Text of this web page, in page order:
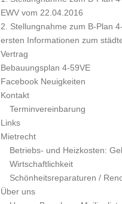
EWV vom 22.04.2016
2. Stellungnahme zum B-Plan
ersten Informationen zum
Vertrag
Bebauungsplan 4-59VE
Facebook Neuigkeiten
Kontakt
Terminvereinbarung
Links
Mietrecht
Betriebs- und Heizkosten:
Wirtschaftlichkeit
Schönheitsreparaturen /
Über uns